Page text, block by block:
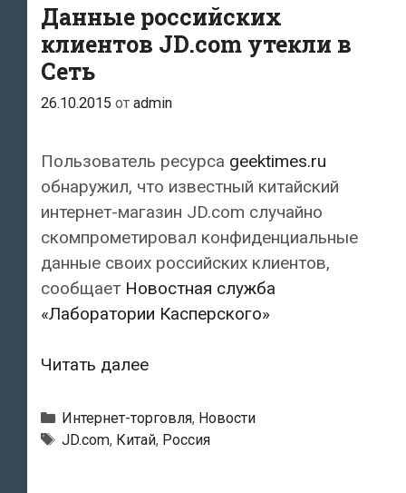
проведут
в
масштабную
Данные российских
клиентов JD.com утекли в
Сеть
26.10.2015 от admin
Пользователь ресурса geektimes.ru
обнаружил, что известный китайский
интернет-магазин JD.com случайно
скомпрометировал конфиденциальные
данные своих российских клиентов,
сообщает Новостная служба
«Лаборатории Касперского»
Читать далееДанные
клиентов
JD.com
Рубрики
Интернет-торговля, Новости
Метки
JD.com, Китай, Россия